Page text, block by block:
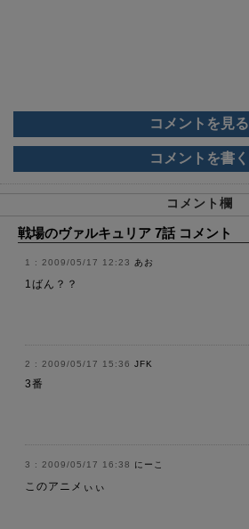
コメントを見る
コメントを書く
コメント欄
戦場のヴァルキュリア 7話 コメント
2009/05/17 12:23 あお
1ばん？？
2009/05/17 15:36 JFK
3番
2009/05/17 16:38 にーこ
このアニメぃぃ